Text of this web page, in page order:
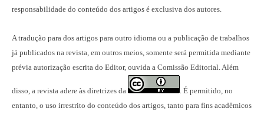
responsabilidade do conteúdo dos artigos é exclusiva dos autores.
A tradução para dos artigos para outro idioma ou a publicação de trabalhos
já publicados na revista, em outros meios, somente será permitida mediante
prévia autorização escrita do Editor, ouvida a Comissão Editorial. Além
disso, a revista adere às diretrizes da . É permitido, no
entanto, o uso irrestrito do conteúdo dos artigos, tanto para fins acadêmicos